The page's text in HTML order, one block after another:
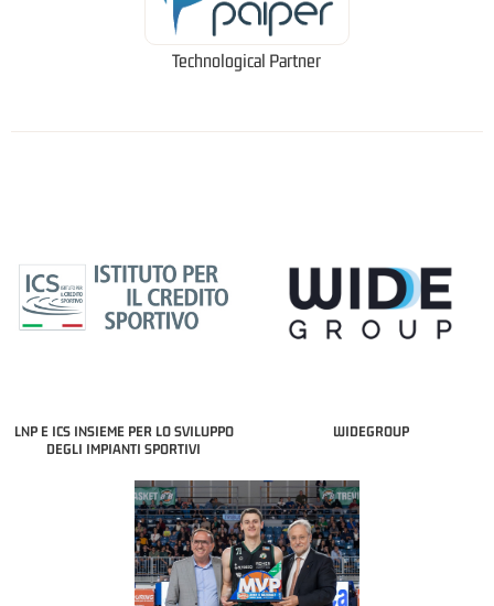
Technological Partner
LNP E ICS INSIEME PER LO SVILUPPO
DEGLI IMPIANTI SPORTIVI
WIDEGROUP